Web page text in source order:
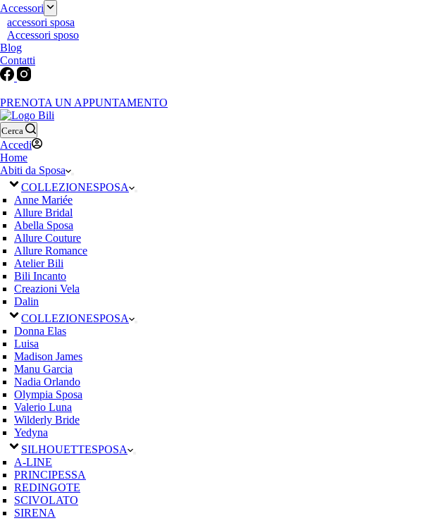
Accessori
accessori sposa
Accessori sposo
Blog
Contatti
PRENOTA UN APPUNTAMENTO
Cerca
Accedi
Home
Abiti da Sposa
COLLEZIONESPOSA
Anne Mariée
Allure Bridal
Abella Sposa
Allure Couture
Allure Romance
Atelier Bili
Bili Incanto
Creazioni Vela
Dalin
COLLEZIONESPOSA
Donna Elas
Luisa
Madison James
Manu Garcia
Nadia Orlando
Olympia Sposa
Valerio Luna
Wilderly Bride
Yedyna
SILHOUETTESPOSA
A-LINE
PRINCIPESSA
REDINGOTE
SCIVOLATO
SIRENA